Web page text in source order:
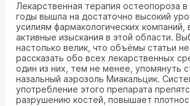
Лекарственная терапия остеопороза
годы вышла на достаточно высокий
усилиям фармакологических компаний,
активные изыскания в этой области.
настолько велик, что объёмы статьи
рассказать обо всех лекарственных
один из них, тем не менее, упомянуть
назальный аэрозоль Миакальцик.
употребление этого препарата
разрушению костей, повышает